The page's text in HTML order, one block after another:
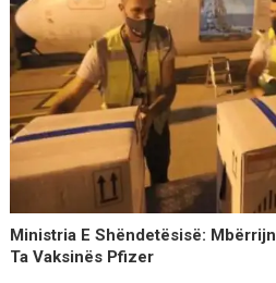
Ministria E Shëndetësisë:
Ta Vaksinës Pfizer